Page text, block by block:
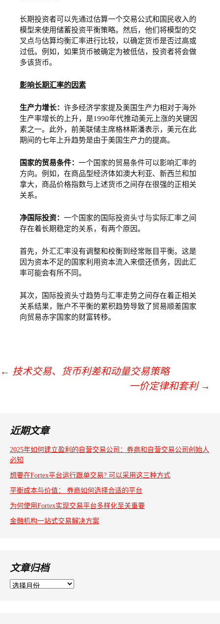
长期投资者可以先通过估算一个交易公式和国民收入的
模型来使用储蓄投资平衡策略。然后，他们将模型的交
叉点与估算均衡汇率进行比较，以确定货币是否过高或
过低。例如，如果货币被确定为被低估，投资者将会做
多该货币。
影响长期汇率的因素
生产力增长： 许多经济学家提及美国生产力相对于海外
生产率增长的上升，是1990年代推动美元上涨的关键因
素之一。此外，前美联储主席格林斯潘表示，美元在此
期间的七年上升趋势是由于美国生产力的提高。
国家的贸易条件： 一个国家的贸易条件可以影响汇率的
方向。例如，在商品型经济体如澳大利亚、新西兰和加
拿大，商品价格指数与上述货币之间存在很强的正相关
关系。
净国际投资： 一个国家的国际投资头寸与实际汇率之间
存在着长期稳定的关系，有两个原因。
首先，外汇汇率没有调整和校衡到经常账目平衡。这是
因为资本不足的国家利用资本流入来偿还债务，因此汇
率可能会有所不同。
其次，国际投资头寸趋势与汇率走势之间存在着正相关
关系结果，账户不平衡的累积趋势导致了贸易顺差国家
向贸易赤字国家的财富转移。
导
← 技术交易、货币利差和动量交易策略
一价定律和套利 →
近期文章
2025年如何建立盈利的自营交易公司：券商和自营交易公司创始人
必知
想要在Fortex平台运行跟单交易? 可以采用这三种方式
平衡成本与价值： 券商如何选择合适的平台
为何使用Fortex实现交易平台多样化至关重要
金融机构一站式交易解决方案
文章归档
文